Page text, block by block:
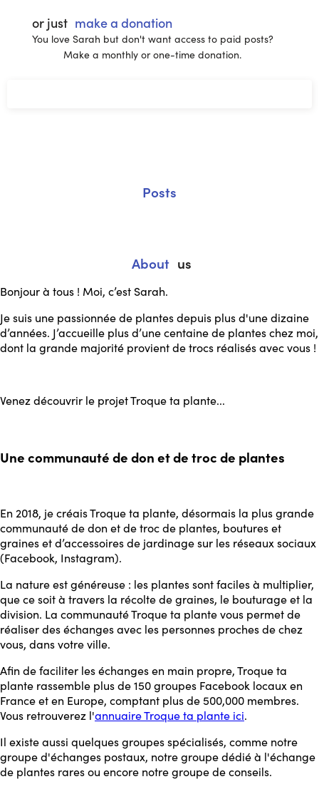
or just make a donation
You love Sarah but don't want access to paid posts?
Make a monthly or one-time donation.
Posts
About us
Bonjour à tous ! Moi, c’est Sarah.
Je suis une passionnée de plantes depuis plus d'une dizaine
d’années. J’accueille plus d’une centaine de plantes chez moi,
dont la grande majorité provient de trocs réalisés avec vous !
Venez découvrir le projet Troque ta plante...
Une communauté de don et de troc de plantes
En 2018, je créais Troque ta plante, désormais la plus grande
communauté de don et de troc de plantes, boutures et
graines et d’accessoires de jardinage sur les réseaux sociaux
(Facebook, Instagram).
La nature est généreuse : les plantes sont faciles à multiplier,
que ce soit à travers la récolte de graines, le bouturage et la
division. La communauté Troque ta plante vous permet de
réaliser des échanges avec les personnes proches de chez
vous, dans votre ville.
Afin de faciliter les échanges en main propre, Troque ta
plante rassemble plus de 150 groupes Facebook locaux en
France et en Europe, comptant plus de 500,000 membres.
Vous retrouverez l'annuaire Troque ta plante ici.
Il existe aussi quelques groupes spécialisés, comme notre
groupe d'échanges postaux, notre groupe dédié à l'échange
de plantes rares ou encore notre groupe de conseils.